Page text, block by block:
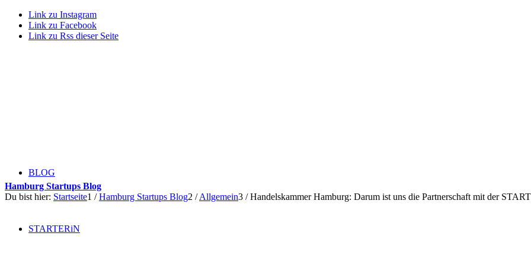
Link zu Instagram
Link zu Facebook
Link zu Rss dieser Seite
BLOG
STARTERiN
Hamburg Startups Blog
Du bist hier: Startseite1 / Hamburg Startups Blog2 / Allgemein3 / Handelskammer Hamburg: Darum ist uns die Partnerschaft mit der